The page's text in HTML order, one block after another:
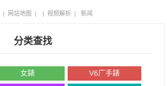
| 网站地图 | | 视频解析 | 新闻
分类查找
女錶 V6厂手錶